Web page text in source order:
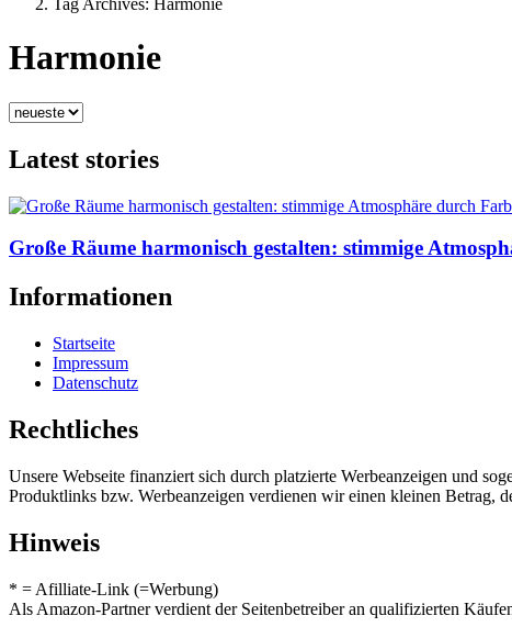
Tag Archives: Harmonie
Harmonie
Latest stories
Große Räume harmonisch gestalten: stimmige
Informationen
Startseite
Impressum
Datenschutz
Rechtliches
Unsere Webseite finanziert sich durch platzierte Werbeanzeigen und
Produktlinks bzw. Werbeanzeigen verdienen wir einen kleinen Betrag,
Hinweis
* = Afilliate-Link (=Werbung)
Als Amazon-Partner verdient der Seitenbetreiber an qualifizierten